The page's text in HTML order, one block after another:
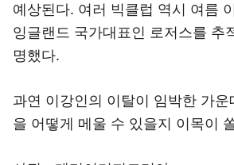
예상된다. 여러 빅클럽 역시 여름
잉글랜드 국가대표인 로저스를 추
명했다.
과연 이강인의 이탈이 임박한 가운
을 어떻게 메울 수 있을지 이목이